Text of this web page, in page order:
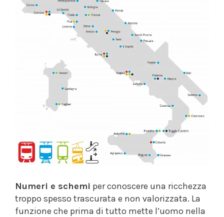
Numeri e schemi per conoscere una ricchezza
troppo spesso trascurata e non valorizzata. La
funzione che prima di tutto mette l’uomo nella